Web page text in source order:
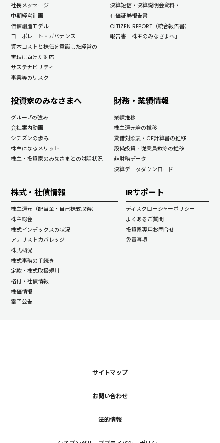
社長メッセージ
中期経営計画
価値創造モデル
コーポレート・ガバナンス
資本コストと株価を意識した経営の
実現に向けた対応
サステナビリティ
事業等のリスク
決算短信・決算説明会資料・
有価証券報告書
CITIZEN REPORT（統合報告書）
報告書「株主のみなさまへ」
投資家のみなさまへ
グループの強み
会社案内動画
シチズンの歩み
株主になるメリット
株主・投資家のみなさまとの対話状況
財務・業績情報
業績推移
株主還元等の推移
貸借対照表・CF計算書の推移
設備投資・従業員数等の推移
非財務データ
決算データダウンロード
株式・社債情報
株主還元（配当金・自己株式取得）
株主総会
株式インデックスの状況
アナリストカバレッジ
株式概況
株式事務の手続き
定款・株式取扱規則
格付・社債情報
株価情報
電子公告
IRサポート
ディスクロージャーポリシー
よくあるご質問
投資家専用お問合せ
免責事項
サイトマップ
お問い合わせ
法的情報